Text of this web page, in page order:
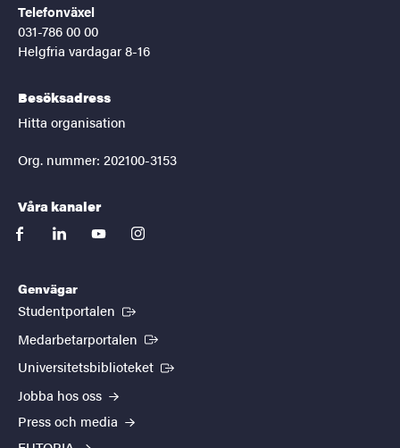
Telefonväxel
031-786 00 00
Helgfria vardagar 8-16
Besöksadress
Hitta organisation
Org. nummer: 202100-3153
Våra kanaler
facebooklinkedinyoutubeinstagram
Genvägar
Studentportalen (Extern länk)
Medarbetarportalen (Extern länk)
Universitetsbiblioteket (Extern länk)
Jobba hos oss
Press och media